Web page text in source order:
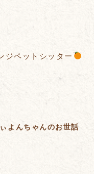
ジペットシッター
よんちゃんのお世話